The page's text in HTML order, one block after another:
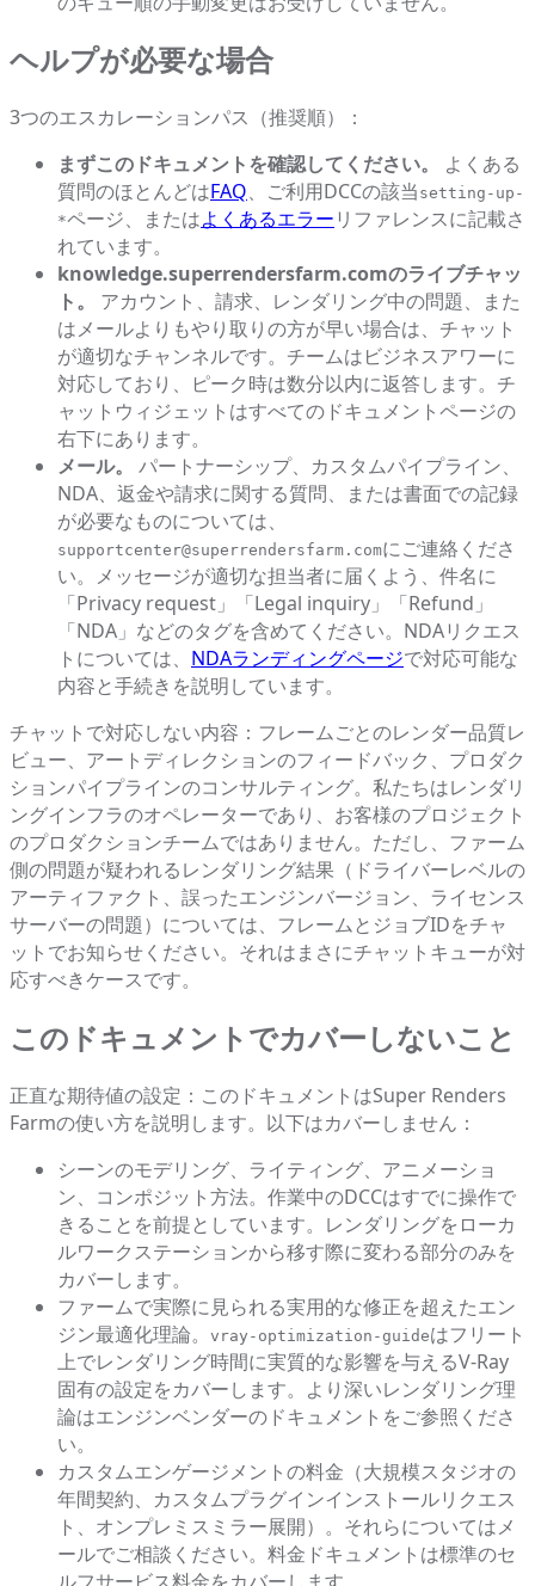
ヘルプが必要な場合
3つのエスカレーションパス（推奨順）：
まずこのドキュメントを確認してください。
よくある
質問のほとんどはFAQ、ご利用DCCの該当 setting-up-
*ページ、またはよくあるエラーリファレンスに記載さ
れています。
knowledge.superrendersfarm.comのライブチャッ
ト。
アカウント、請求、レンダリング中の問題、また
はメールよりもやり取りの方が早い場合は、チャット
が適切なチャンネルです。チームはビジネスアワーに
対応しており、ピーク時は数分以内に返答します。チ
ャットウィジェットはすべてのドキュメントページの
右下にあります。
メール。
パートナーシップ、カスタムパイプライン、
NDA、返金や請求に関する質問、または書面での記録
が必要なものについては、
supportcenter@superrendersfarm.comにご連絡くださ
い。メッセージが適切な担当者に届くよう、件名に
「Privacy request」「Legal inquiry」「Refund」
「NDA」などのタグを含めてください。NDAリクエス
トについては、 NDAランディングページで対応可能な
内容と手続きを説明しています。
チャットで対応しない内容：フレームごとのレンダー品質レ
ビュー、アートディレクションのフィードバック、プロダク
ションパイプラインのコンサルティング。私たちはレンダリ
ングインフラのオペレーターであり、お客様のプロジェクト
のプロダクションチームではありません。ただし、ファーム
側の問題が疑われるレンダリング結果（ドライバーレベルの
アーティファクト、誤ったエンジンバージョン、ライセンス
サーバーの問題）については、フレームとジョブIDをチャ
ットでお知らせください。それはまさにチャットキューが対
応すべきケースです。
このドキュメントでカバーしないこと
正直な期待値の設定：このドキュメントはSuper Renders
Farmの使い方を説明します。以下はカバーしません：
シーンのモデリング、ライティング、アニメーショ
ン、コンポジット方法。作業中のDCCはすでに操作で
きることを前提としています。レンダリングをローカ
ルワークステーションから移す際に変わる部分のみを
カバーします。
ファームで実際に見られる実用的な修正を超えたエン
ジン最適化理論。
vray-optimization-guideはフリート
上でレンダリング時間に実質的な影響を与えるV-Ray
固有の設定をカバーします。より深いレンダリング理
論はエンジンベンダーのドキュメントをご参照くださ
い。
カスタムエンゲージメントの料金（大規模スタジオの
年間契約、カスタムプラグインインストールリクエス
ト、オンプレミスミラー展開）。それらについてはメ
ールでご相談ください。料金ドキュメントは標準のセ